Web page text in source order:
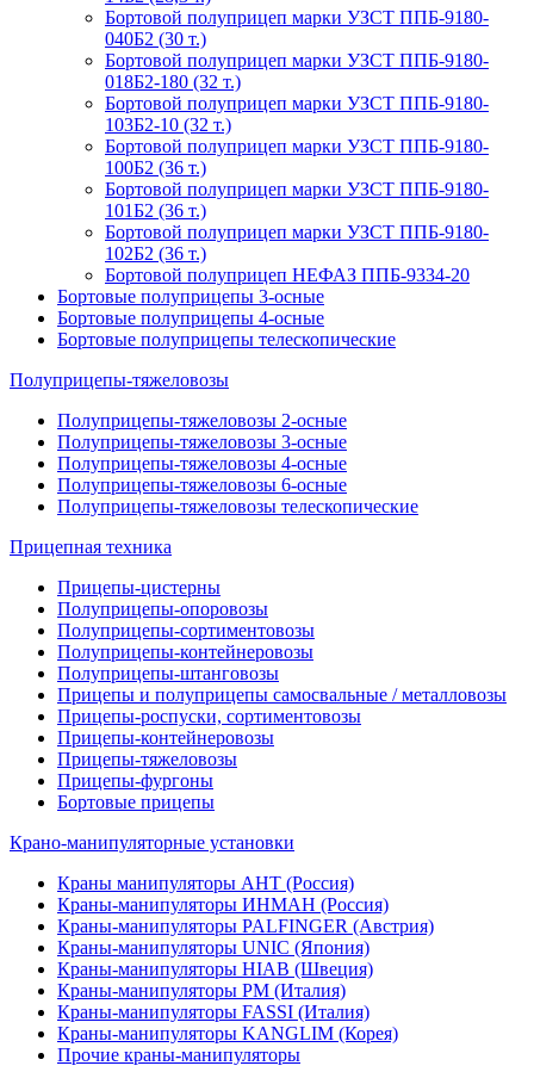
Бортовой полуприцеп марки УЗСТ ППБ-9180-
040Б2 (30 т.)
Бортовой полуприцеп марки УЗСТ ППБ-9180-
018Б2-180 (32 т.)
Бортовой полуприцеп марки УЗСТ ППБ-9180-
103Б2-10 (32 т.)
Бортовой полуприцеп марки УЗСТ ППБ-9180-
100Б2 (36 т.)
Бортовой полуприцеп марки УЗСТ ППБ-9180-
101Б2 (36 т.)
Бортовой полуприцеп марки УЗСТ ППБ-9180-
102Б2 (36 т.)
Бортовой полуприцеп НЕФАЗ ППБ-9334-20
Бортовые полуприцепы 3-осные
Бортовые полуприцепы 4-осные
Бортовые полуприцепы телескопические
Полуприцепы-тяжеловозы
Полуприцепы-тяжеловозы 2-осные
Полуприцепы-тяжеловозы 3-осные
Полуприцепы-тяжеловозы 4-осные
Полуприцепы-тяжеловозы 6-осные
Полуприцепы-тяжеловозы телескопические
Прицепная техника
Прицепы-цистерны
Полуприцепы-опоровозы
Полуприцепы-сортиментовозы
Полуприцепы-контейнеровозы
Полуприцепы-штанговозы
Прицепы и полуприцепы самосвальные / металловозы
Прицепы-роспуски, сортиментовозы
Прицепы-контейнеровозы
Прицепы-тяжеловозы
Прицепы-фургоны
Бортовые прицепы
Крано-манипуляторные установки
Краны манипуляторы АНТ (Россия)
Краны-манипуляторы ИНМАН (Россия)
Краны-манипуляторы PALFINGER (Австрия)
Краны-манипуляторы UNIC (Япония)
Краны-манипуляторы HIAB (Швеция)
Краны-манипуляторы PM (Италия)
Краны-манипуляторы FASSI (Италия)
Краны-манипуляторы KANGLIM (Корея)
Прочие краны-манипуляторы